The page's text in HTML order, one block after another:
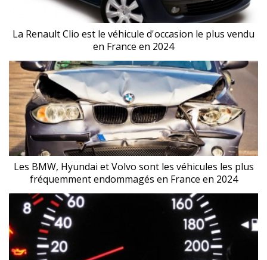
La Renault Clio est le véhicule d'occasion le plus vendu
en France en 2024
Les BMW, Hyundai et Volvo sont les véhicules les plus
fréquemment endommagés en France en 2024